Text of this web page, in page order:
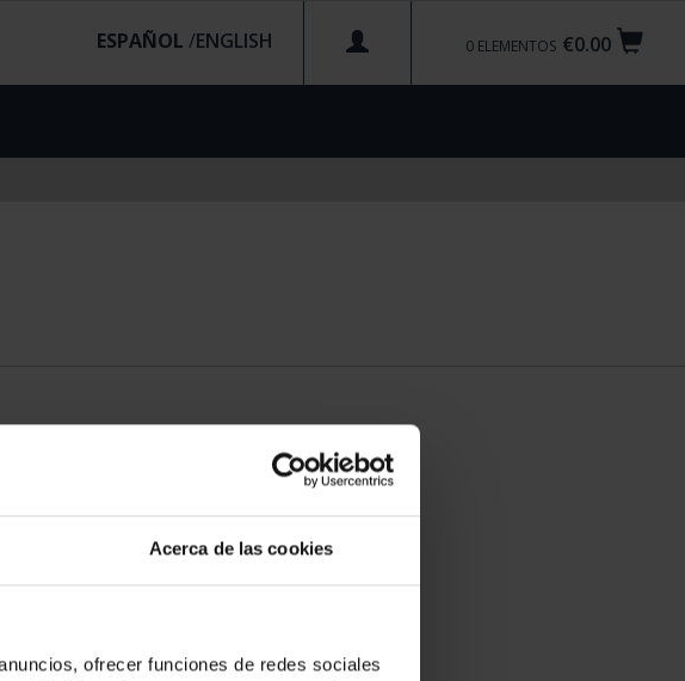
Acerca de las cookies
ofrecer funciones de redes sociales
€0.00
0 ELEMENTOS
ESPAÑOL /